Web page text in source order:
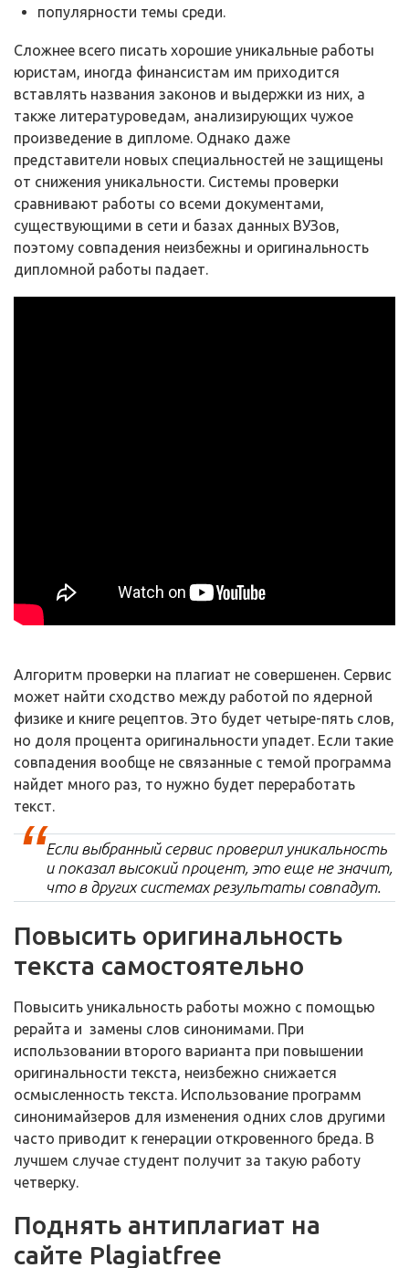
популярности темы среди.
Сложнее всего писать хорошие уникальные работы
юристам, иногда финансистам им приходится
вставлять названия законов и выдержки из них, а
также литературоведам, анализирующих чужое
произведение в дипломе. Однако даже
представители новых специальностей не защищены
от снижения уникальности. Системы проверки
сравнивают работы со всеми документами,
существующими в сети и базах данных ВУЗов,
поэтому совпадения неизбежны и оригинальность
дипломной работы падает.
Алгоритм проверки на плагиат не совершенен. Сервис
может найти сходство между работой по ядерной
физике и книге рецептов. Это будет четыре-пять слов,
но доля процента оригинальности упадет. Если такие
совпадения вообще не связанные с темой программа
найдет много раз, то нужно будет переработать
текст.
Если выбранный сервис проверил уникальность
и показал высокий процент, это еще не значит,
что в других системах результаты совпадут.
Повысить оригинальность
текста самостоятельно
Повысить уникальность работы можно с помощью
рерайта и замены слов синонимами. При
использовании второго варианта при повышении
оригинальности текста, неизбежно снижается
осмысленность текста. Использование программ
синонимайзеров для изменения одних слов другими
часто приводит к генерации откровенного бреда. В
лучшем случае студент получит за такую работу
четверку.
Поднять антиплагиат на
сайте Plagiatfree